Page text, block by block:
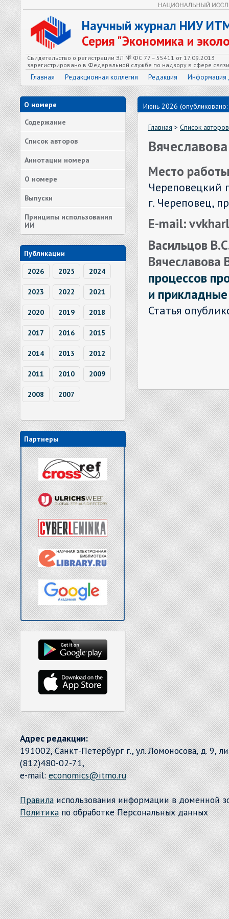
Научный журнал НИУ
Серия "Экономика и
Свидетельство о регистрации ЭЛ № ФС 77 – 55411 от 17.09.2013
зарегистрировано в Федеральной службе по надзору в сфере
Главная Редакционная коллегия Редакция Информация
О номере
Содержание
Список авторов
Аннотации номера
О номере
Выпуски
Принципы использования
ИИ
Публикации
2026
2025 2024
2023 2022 2021
2020 2019 2018
2017 2016 2015
2014 2013 2012
2011 2010 2009
2008 2007
Партнеры
Июнь 2026
Главная > Список авторов
Место
Череповецкий
г. Череповец,
E-mail:
Васильцов
Вячеславова
процессов
и
Статья
Адрес редакции:
191002, Санкт-Петербург г., ул. Ломоносова, д. 9,
(812)480-02-71,
e-mail:economics@itmo.ru
Правилаиспользования информации в доменной
Политикапо обработке Персональных данных